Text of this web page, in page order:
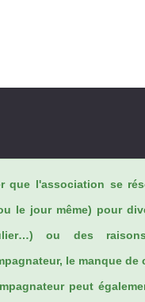
que l'association se
le jour même) pour
ou des
le manque de
peut